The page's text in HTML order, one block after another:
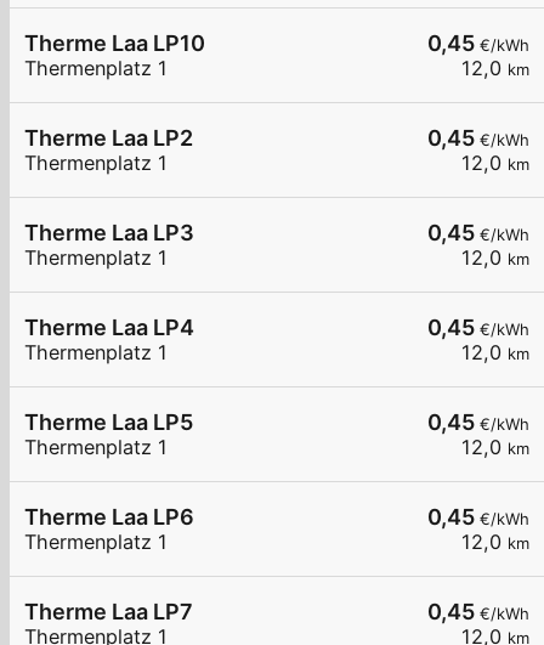
0,45 €/kWh
12,0 km
Therme Laa LP10
Thermenplatz 1
0,45 €/kWh
12,0 km
Therme Laa LP2
Thermenplatz 1
0,45 €/kWh
12,0 km
Therme Laa LP3
Thermenplatz 1
0,45 €/kWh
12,0 km
Therme Laa LP4
Thermenplatz 1
0,45 €/kWh
12,0 km
Therme Laa LP5
Thermenplatz 1
0,45 €/kWh
12,0 km
Therme Laa LP6
Thermenplatz 1
0,45 €/kWh
12,0 km
Therme Laa LP7
Thermenplatz 1